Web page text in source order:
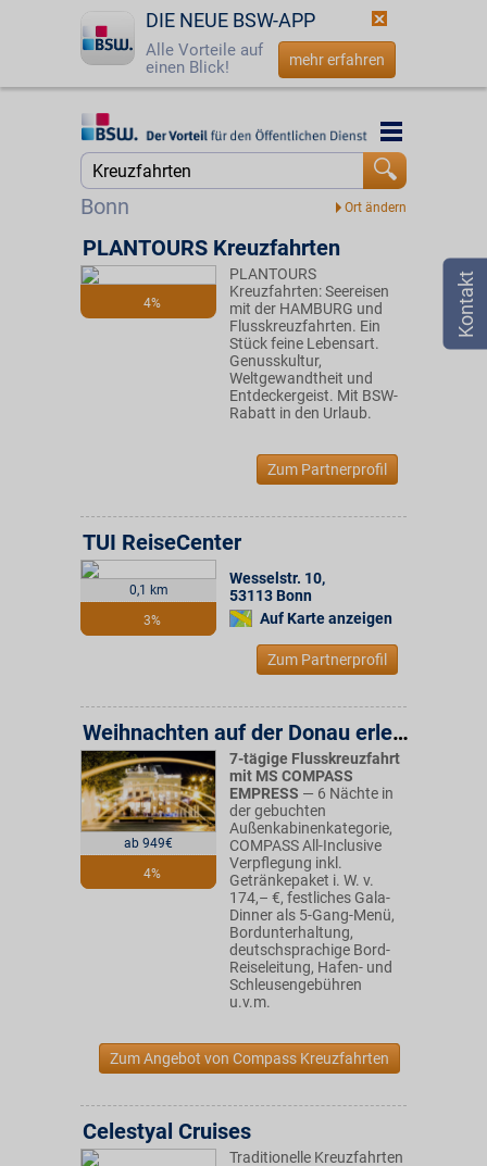
DIE NEUE BSW-APP
Alle Vorteile auf
einen Blick!
mehr erfahren
Startseite
☎ 0800 - 279 25 82
Bonn
Startseite
4%
PLANTOURS Kreuzfahrten
PLANTOURS
Kreuzfahrten: Seereisen
mit der HAMBURG und
Flusskreuzfahrten. Ein
Stück feine Lebensart.
Genusskultur,
Weltgewandtheit und
Entdeckergeist. Mit BSW-
Rabatt in den Urlaub.
Zum Partnerprofil
0,1 km
3%
TUI ReiseCenter
Wesselstr. 10,
53113 Bonn
Auf Karte anzeigen
Zum Partnerprofil
ab 949€
4%
Weihnachten auf der Donau erleben
7-tägige Flusskreuzfahrt
mit MS COMPASS
EMPRESS — 6 Nächte in
der gebuchten
Außenkabinenkategorie,
COMPASS All-Inclusive
Verpflegung inkl.
Getränkepaket i. W. v.
174,– €, festliches Gala-
Dinner als 5-Gang-Menü,
Bordunterhaltung,
deutschsprachige Bord-
Reiseleitung, Hafen- und
Schleusengebühren
u.v.m.
Zum Angebot von Compass Kreuzfahrten
Celestyal Cruises
Traditionelle Kreuzfahrten